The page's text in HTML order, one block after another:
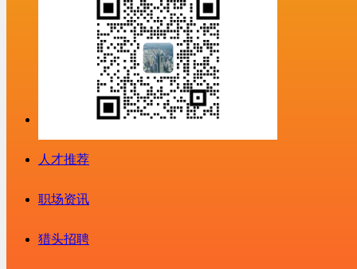
人才推荐
职场资讯
猎头招聘